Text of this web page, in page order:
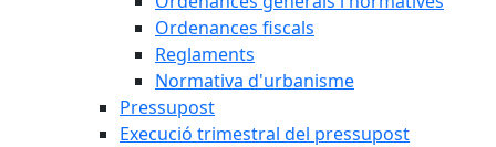
Ordenances fiscals
Reglaments
Normativa d'urbanisme
Pressupost
Execució trimestral del pressupost